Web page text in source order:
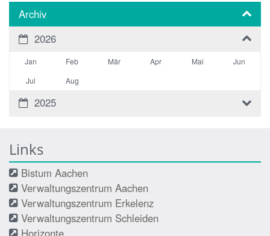
Archiv
2026
Jan Feb Mär Apr Mai
Jun
Jul
Aug
2025
Links
Bistum Aachen
Verwaltungszentrum Aachen
Verwaltungszentrum Erkelenz
Verwaltungszentrum Schleiden
Horizonte